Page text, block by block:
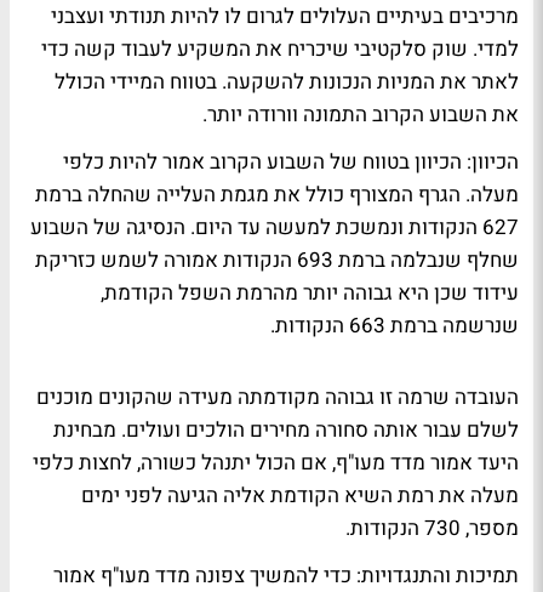
מרכיבים בעיתיים העלולים לגרום לו להיות תנודתי ועצבני
למדי. שוק סלקטיבי שיכריח את המשקיע לעבוד קשה כדי
לאתר את המניות הנכונות להשקעה. בטווח המיידי הכולל
את השבוע הקרוב התמונה וורודה יותר.
הכיוון: הכיוון בטווח של השבוע הקרוב אמור להיות כלפי
מעלה. הגרף המצורף כולל את מגמת העלייה שהחלה ברמת
627 הנקודות ונמשכת למעשה עד היום. הנסיגה של השבוע
שחלף שנבלמה ברמת 693 הנקודות אמורה לשמש כזריקת
עידוד שכן היא גבוהה יותר מהרמת השפל הקודמת,
שנרשמה ברמת 663 הנקודות.
העובדה שרמה זו גבוהה מקודמתה מעידה שהקונים מוכנים
לשלם עבור אותה סחורה מחירים הולכים ועולים. מבחינת
היעד אמור מדד מעו"ף, אם הכול יתנהל כשורה, לחצות כלפי
מעלה את רמת השיא הקודמת אליה הגיעה לפני ימים
מספר, 730 הנקודות.
תמיכות והתנגדויות: כדי להמשיך צפונה מדד מעו"ף אמור